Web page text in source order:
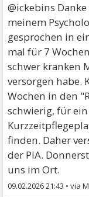
@ickebins
meinem
gesprochen in
mal für 7
schwer kranken
versorgen habe.
Wochen in den
schwierig, für
finden. Daher
der PIA.
uns im Ort.
09.02.2026 21:43 •